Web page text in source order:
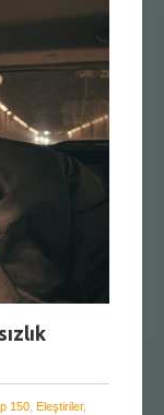
150 Eleştiriler,